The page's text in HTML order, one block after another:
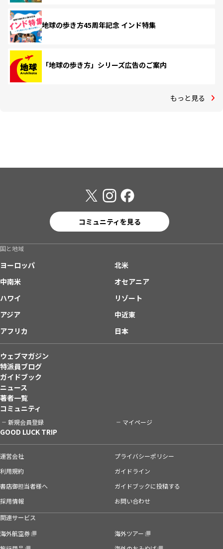
地球の歩き方45周年記念 インド特集
「地球の歩き方」シリーズ広告のご案内
もっと見る
コミュニティを見る
国と地域
ヨーロッパ
北米
中南米
オセアニア
ハワイ
リゾート
アジア
中近東
アフリカ
日本
ウェブマガジン
特派員ブログ
ガイドブック
ニュース
著者一覧
コミュニティ
新規会員登録 マイページ
GOOD LUCK TRIP
運営会社
プライバシーポリシー
利用規約
ガイドライン
書店御担当者様へ
ガイドブックに投稿する
採用情報
お問い合わせ
関連サービス
海外航空券
海外ツアー